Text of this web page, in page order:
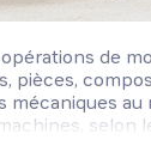
opérations de
pièces,
mécaniques au
selon